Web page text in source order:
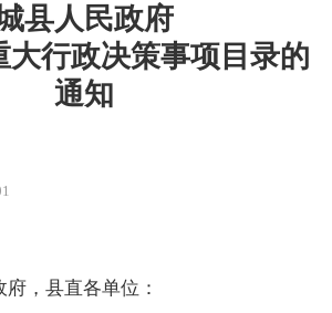
县人民政府
大行政决策事项目录的
通知
，县直各单位：